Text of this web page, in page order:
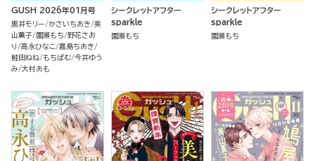
GUSH 2026年01月号
黒井モリー かさいちあき 美
山薫子 園瀬もち 野花さお
り
高永ひなこ 嘉島ちあき
鮭田ねね
もちぱむ 今井ゆう
み 大村あも
シークレットアフター
sparkle
園瀬もち
シークレットアフター
sparkle
園瀬もち